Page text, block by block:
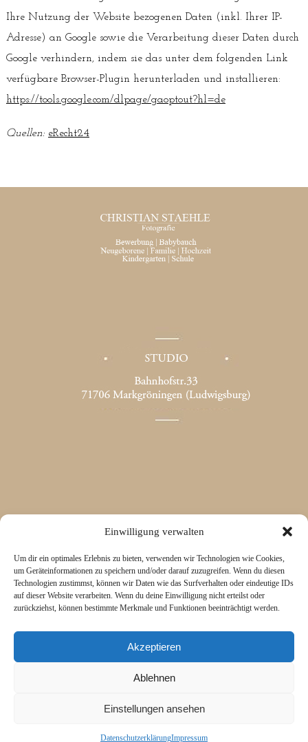
Einwilligung verwalten
Um dir ein optimales Erlebnis zu bieten, verwenden wir Technologien wie Cookies,
um Geräteinformationen zu speichern und/oder darauf zuzugreifen. Wenn du diesen
Technologien zustimmst, können wir Daten wie das Surfverhalten oder eindeutige IDs
auf dieser Website verarbeiten. Wenn du deine Einwilligung nicht erteilst oder
zurückziehst, können bestimmte Merkmale und Funktionen beeinträchtigt werden.
Akzeptieren
Ablehnen
Einstellungen ansehen
DatenschutzerklärungImpressum
Ihre Nutzung der Website bezogenen Daten (inkl. Ihrer IP-
Adresse) an Google sowie die Verarbeitung dieser Daten durch
Google verhindern, indem sie das unter dem folgenden Link
verfügbare Browser-Plugin herunterladen und installieren:
https://tools.google.com/dlpage/gaoptout?hl=de
Quellen: eRecht24
©2006-2025 Christian Staehle Fotografie | Fotograf Ludwigsburg |